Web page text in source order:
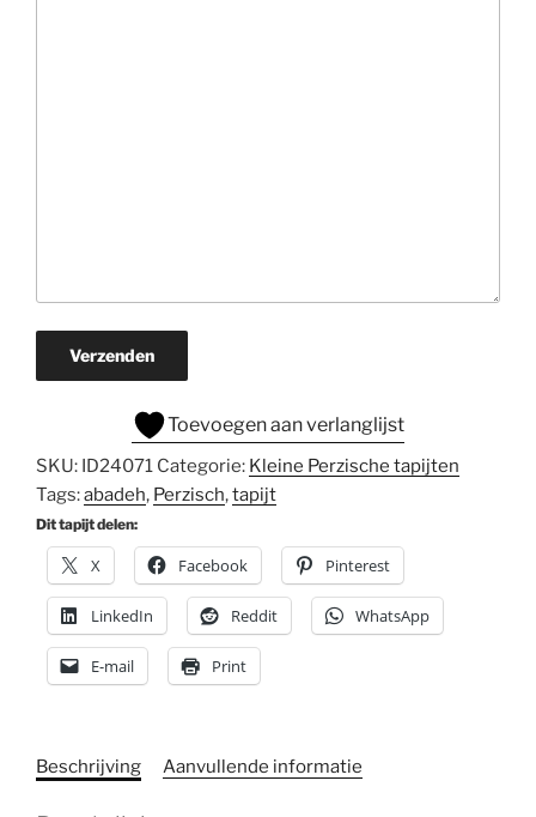
Verzenden
Toevoegen aan verlanglijst
SKU: ID24071 Categorie: Kleine Perzische tapijten
Tags:abadeh, Perzisch,tapijt
Dit tapijt delen:
X Facebook Pinterest
LinkedIn Reddit WhatsApp
E-mail Print
Beschrijving Aanvullende informatie